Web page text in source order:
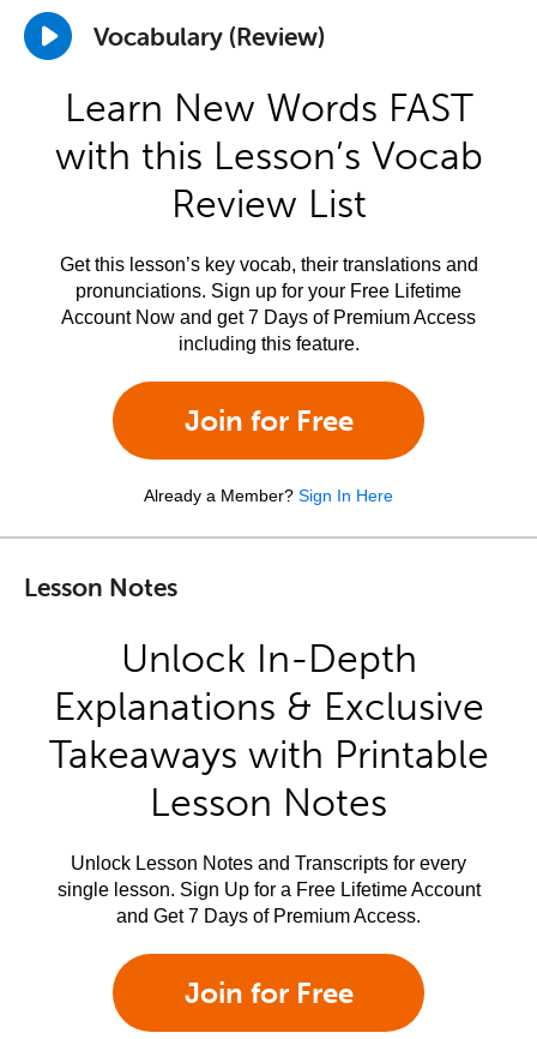
Vocabulary (Review)
Learn New Words FAST
with this Lesson’s Vocab
Review List
Get this lesson’s key vocab, their translations and
pronunciations. Sign up for your Free Lifetime
Account Now and get 7 Days of Premium Access
including this feature.
Join for Free
Already a Member? Sign In Here
Lesson Notes
Unlock In-Depth
Explanations & Exclusive
Takeaways with Printable
Lesson Notes
Unlock Lesson Notes and Transcripts for every
single lesson. Sign Up for a Free Lifetime Account
and Get 7 Days of Premium Access.
Join for Free